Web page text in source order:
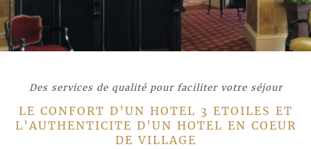
Des services de qualité pour faciliter votre séjour
LE CONFORT D’UN HOTEL 3 ETOILES ET
L’AUTHENTICITE D’UN HOTEL EN COEUR
DE VILLAGE